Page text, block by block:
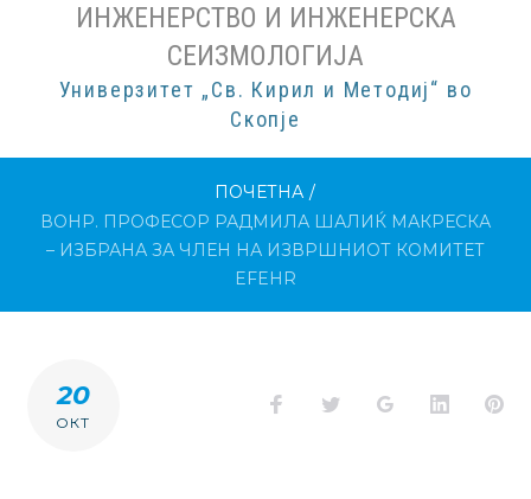
ИНЖЕНЕРСТВО И ИНЖЕНЕРСКА
СЕИЗМОЛОГИЈА
Универзитет „Св. Кирил и Методиј“ во
Скопје
ПОЧЕТНА /
ВОНР. ПРОФЕСОР РАДМИЛА ШАЛИЌ МАКРЕСКА
– ИЗБРАНА ЗА ЧЛЕН НА ИЗВРШНИОТ КОМИТЕТ
EFEHR
20
ОКТ
Facebook
Twitter Google+LinkedIn